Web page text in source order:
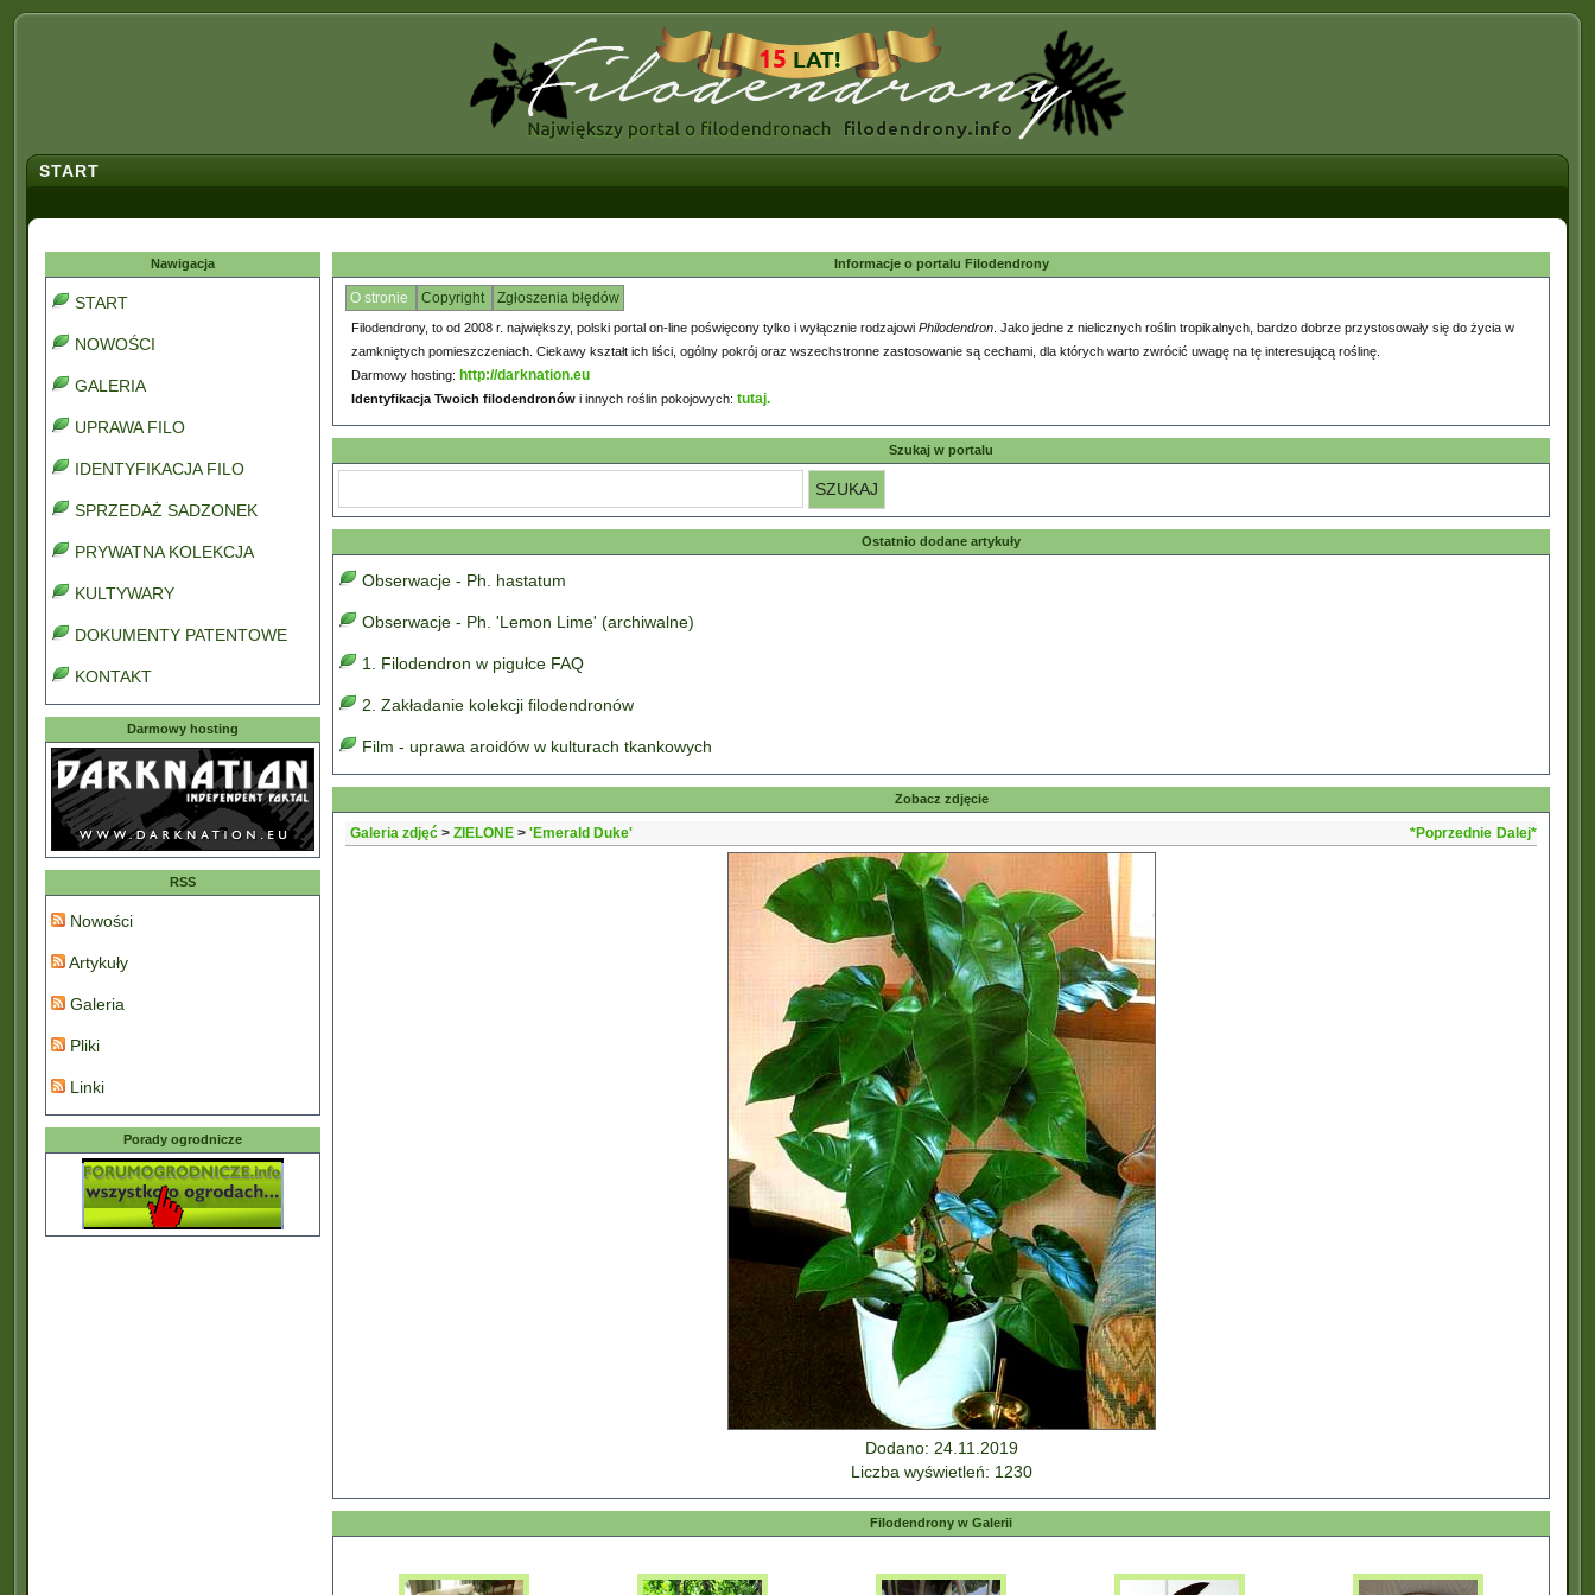
START
Nawigacja
START
NOWOŚCI
GALERIA
UPRAWA FILO
IDENTYFIKACJA FILO
SPRZEDAŻ SADZONEK
PRYWATNA KOLEKCJA
KULTYWARY
DOKUMENTY PATENTOWE
KONTAKT
Darmowy hosting
RSS
Nowości
Artykuły
Galeria
Pliki
Linki
Porady ogrodnicze
Informacje o portalu Filodendrony
O stronie Copyright Zgłoszenia błędów
Filodendrony, to od 2008 r. największy, polski portal on-line poświęcony tylko i wyłącznie rodzajowi Philodendron . Jako jedne z nielicznych roślin tropikalnych, bardzo dobrze przystosowały się do życia w
zamkniętych pomieszczeniach. Ciekawy kształt ich liści, ogólny pokrój oraz wszechstronne zastosowanie są cechami, dla których warto zwrócić uwagę na tę interesującą roślinę.
Darmowy hosting: http://darknation.eu
Identyfikacja Twoich filodendronów i innych roślin pokojowych: tutaj.
Szukaj w portalu
Ostatnio dodane artykuły
Obserwacje - Ph. hastatum
Obserwacje - Ph. 'Lemon Lime' (archiwalne)
1. Filodendron w pigułce FAQ
2. Zakładanie kolekcji filodendronów
Film - uprawa aroidów w kulturach tkankowych
Zobacz zdjęcie
Galeria zdjęć > ZIELONE > 'Emerald Duke' *Poprzednie Dalej*
Dodano: 24.11.2019
Liczba wyświetleń: 1230
Filodendrony w Galerii